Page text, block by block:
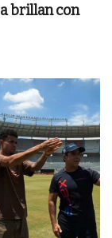
brillan con